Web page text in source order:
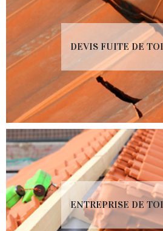
DEVIS FUITE DE
ENTREPRISE DE